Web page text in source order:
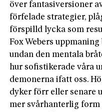
över fantasiversioner
förfelade strategier,
förspilld lycka som
Fox Webers
undan den mentala
hur sofistikerade våra
demonerna ifatt oss.
dyker förr eller senare
mer svårhanterlig form